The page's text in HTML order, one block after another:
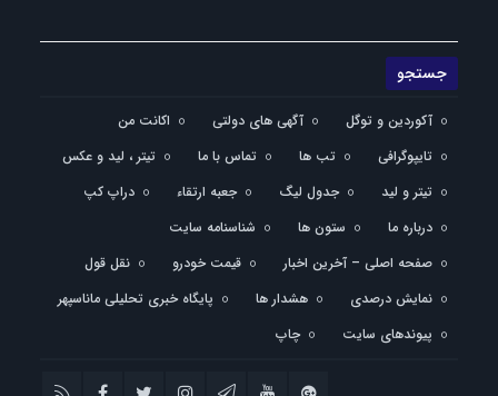
آکوردین و توگل آگهی های دولتی
اکانت من
تایپوگرافی
تب ها تماس با ما
تیتر ، لید و عکس
تیتر و لید
جدول لیگ جعبه ارتقاء
دراپ کپ
درباره ما
ستون ها
شناسنامه سایت
صفحه اصلی – آخرین اخبار
قیمت خودرو
نقل قول
نمایش درصدی
هشدار ها
پایگاه خبری تحلیلی ماناسپهر
پیوندهای سایت
چاپ